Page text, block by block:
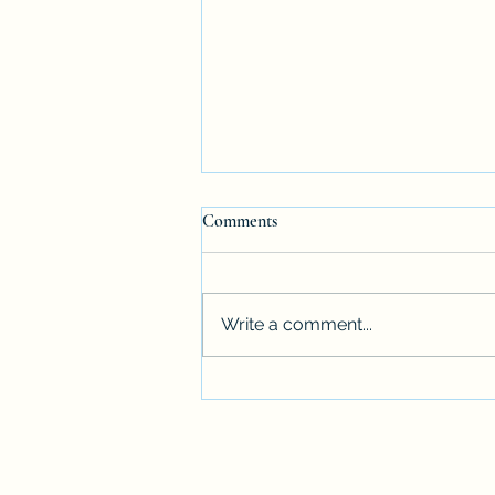
Comments
Write a comment...